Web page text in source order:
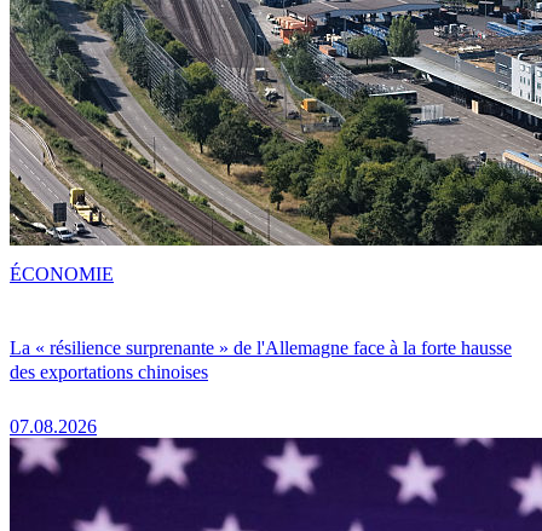
La « résilience surprenante » de l'Allemagne face à la forte hausse
des exportations chinoises
07.08.2026
ÉCONOMIE